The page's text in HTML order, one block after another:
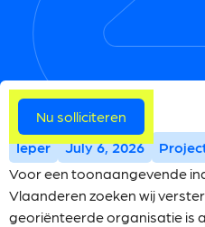
Meer vacatures
Ieper July 6, 2026
Voor een toonaangevende
Vlaanderen zoeken wij
georiënteerde organisatie is
Nu solliciteren